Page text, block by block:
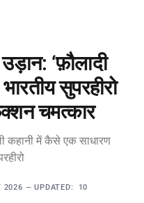
‘फ़ौलादी
सुपरहीरो
चमत्कार
कहानी में कैसे एक साधारण
2026 UPDATED: 10